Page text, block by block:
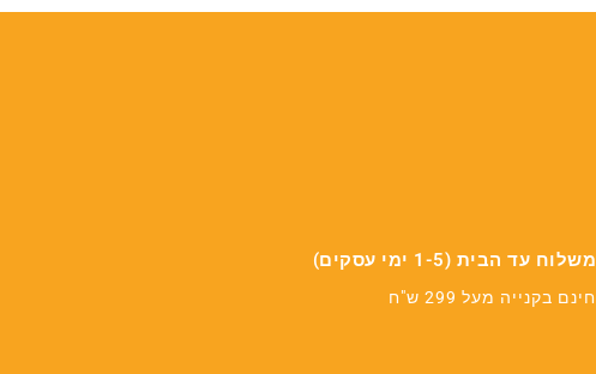
משלוח עד הבית (1-5 ימי עסקים)
חינם בקנייה מעל 299 ש"ח